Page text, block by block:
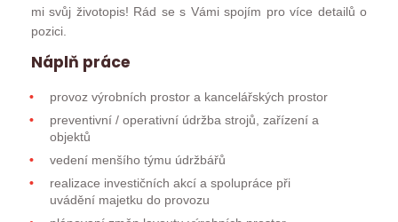
mi svůj životopis! Rád se s Vámi spojím pro více detailů o
pozici.
Náplň práce
provoz výrobních prostor a kancelářských prostor
preventivní / operativní údržba strojů, zařízení a
objektů
vedení menšího týmu údržbářů
realizace investičních akcí a spolupráce při
uvádění majetku do provozu